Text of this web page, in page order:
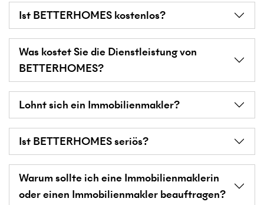
Ist BETTERHOMES kostenlos?
Was kostet Sie die Dienstleistung von
BETTERHOMES?
Lohnt sich ein Immobilienmakler?
Ist BETTERHOMES seriös?
Warum sollte ich eine Immobilienmaklerin
oder einen Immobilienmakler beauftragen?